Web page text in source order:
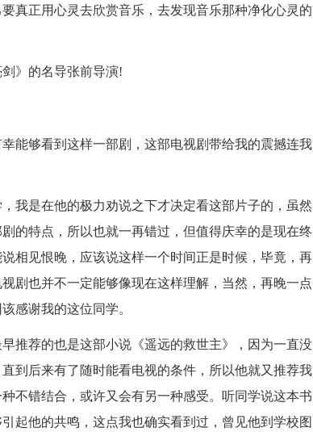
真正用心灵去欣赏音乐，去发现音乐那种净化心灵的
》的名导张前导演!
够看到这样一部剧，这部电视剧带给我的震撼连我
是在他的极力劝说之下才决定看这部片子的，虽然
的特点，所以也就一再错过，但值得庆幸的是现在终
相见恨晚，应该说这样一个时间正是时候，毕竟，再
剧也并不一定能够像现在这样理解，当然，再晚一点
感谢我的这位同学。
荐的也是这部小说《遥远的救世主》，因为一直没
到后来有了随时能看电视的条件，所以他就又推荐我
不错结合，或许又会有另一种感受。听同学说这本书
起他的共鸣，这点我也确实看到过，曾见他到学校图